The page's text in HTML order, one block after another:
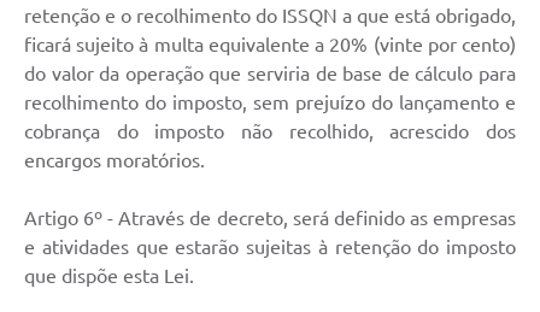
retenção e o recolhimento do ISSQN a que está obrigado,
ficará sujeito à multa equivalente a 20% (vinte por cento)
do valor da operação que serviria de base de cálculo para
recolhimento do imposto, sem prejuízo do lançamento e
cobrança do imposto não recolhido, acrescido dos
encargos moratórios.
Artigo 6º - Através de decreto, será definido as empresas
e atividades que estarão sujeitas à retenção do imposto
que dispõe esta Lei.